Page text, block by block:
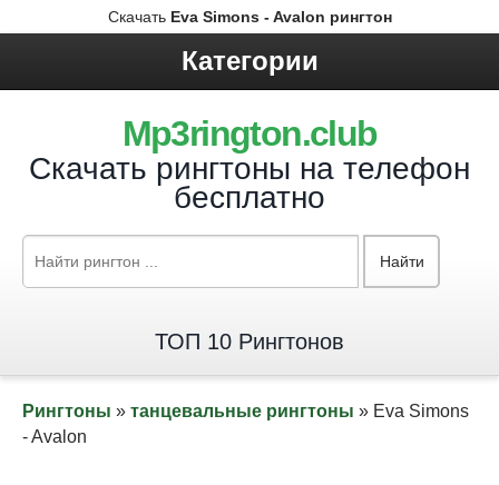
Скачать Eva Simons - Avalon рингтон
Категории
Mp3rington.club
Скачать рингтоны на телефон
бесплатно
Найти
ТОП 10 Рингтонов
Рингтоны » танцевальные рингтоны » Eva Simons
- Avalon